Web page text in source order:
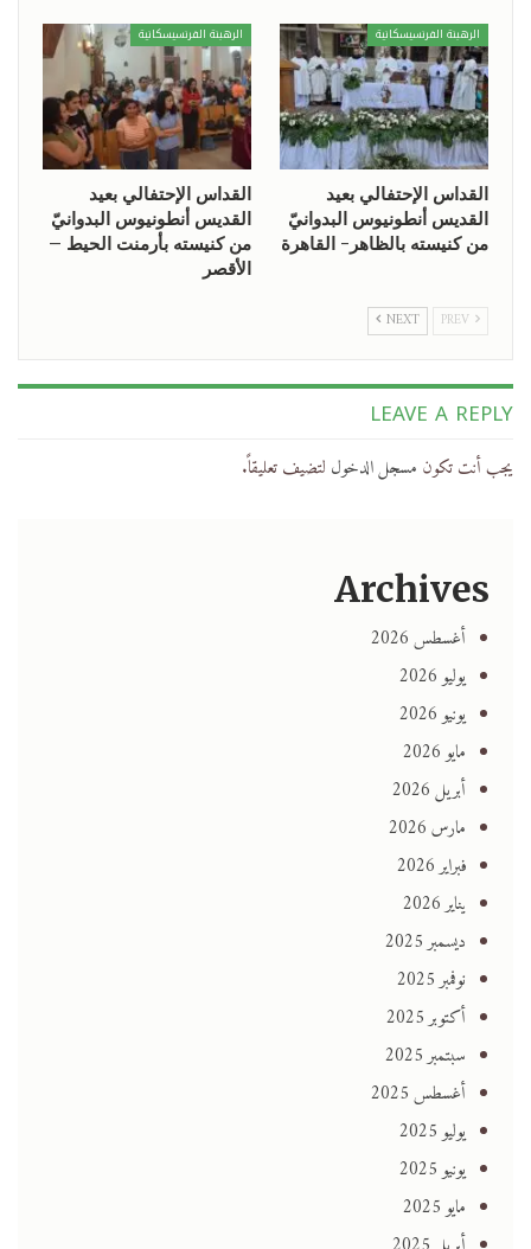
الرهبنة الفرنسيسكانية
القداس الإحتفالي بعيد
القديس أنطونيوس البدوانيّ
من كنيسته بالظاهر- القاهرة
الرهبنة الفرنسيسكانية
القداس الإحتفالي بعيد
القديس أنطونيوس البدوانيّ
من كنيسته بأرمنت الحيط –
الأقصر
NEXT
LEAVE A REPLY
يجب أنت تكون مسجل الدخول لتضيف تعليقاً.
Archives
أغسطس 2026
يوليو 2026
يونيو 2026
مايو 2026
أبريل 2026
مارس 2026
فبراير 2026
يناير 2026
ديسمبر 2025
نوفمبر 2025
أكتوبر 2025
سبتمبر 2025
أغسطس 2025
يوليو 2025
يونيو 2025
مايو 2025